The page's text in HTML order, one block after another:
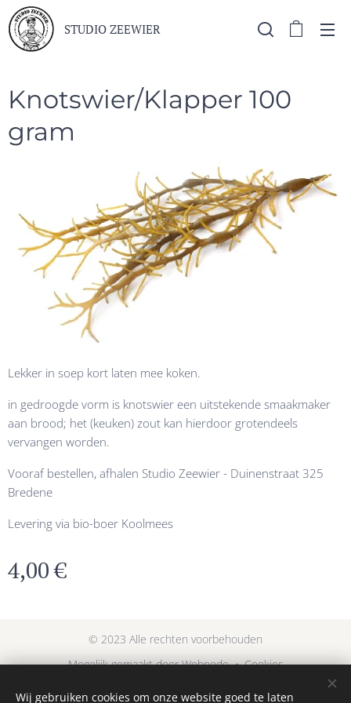
STUDIO ZEEWIER
Knotswier/Klapper 100
gram
Lekker in soep kort laten mee koken.
in gedroogde vorm is knotswier een uitstekende smaakmaker
aan brood; het (keuken) zout kan hierdoor grotendeels
vervangen worden.
Vooraf bestellen, afhalen Studio Zeewier - Duinenstraat 325
Bredene
Levering via bio-boer Koolmees
4,00€
© 2023 Alle rechten voorbehouden
Mogelijk gemaakt doorWebnode Cookies
Talen
Wij gebruiken cookies om onze website goed te laten